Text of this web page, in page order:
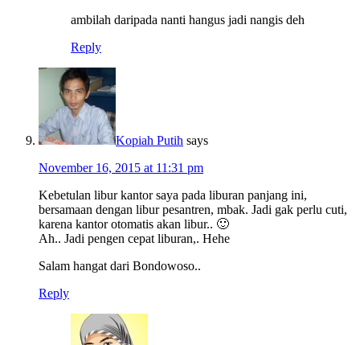
ambilah daripada nanti hangus jadi nangis deh
Reply
Kopiah Putih says
November 16, 2015 at 11:31 pm
Kebetulan libur kantor saya pada liburan panjang ini,
bersamaan dengan libur pesantren, mbak. Jadi gak perlu cuti,
karena kantor otomatis akan libur.. 🙂
Ah.. Jadi pengen cepat liburan,. Hehe
Salam hangat dari Bondowoso..
Reply